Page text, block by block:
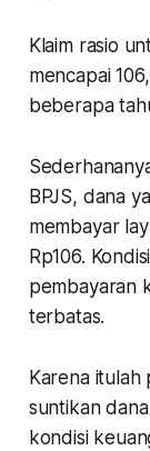
Klaim rasio
mencapai
beberapa
BPJS, dana
membayar
Rp106.
pembayaran
terbatas.
Karena
suntikan
kondisi